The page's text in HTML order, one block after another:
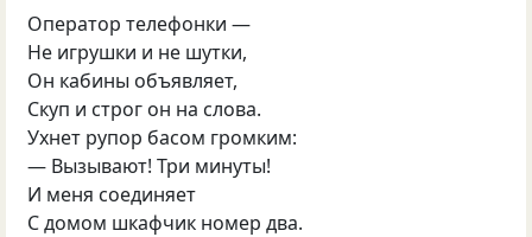
Оператор телефонки —
Не игрушки и не шутки,
Он кабины объявляет,
Скуп и строг он на слова.
Ухнет рупор басом громким:
— Вызывают! Три минуты!
И меня соединяет
С домом шкафчик номер два.